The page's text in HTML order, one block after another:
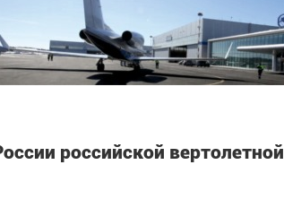
российской вертолетной